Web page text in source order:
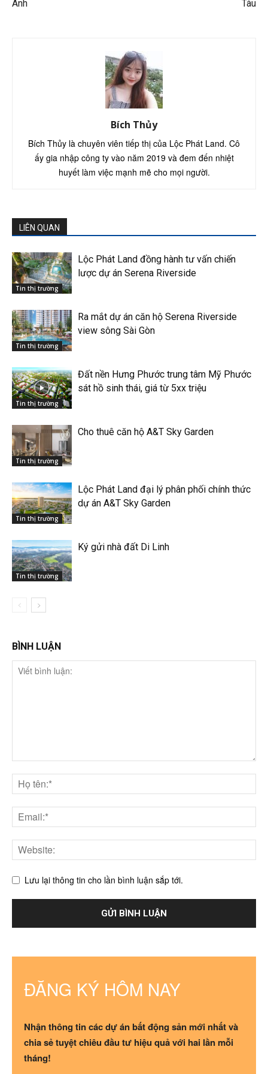
Anh Tàu
Bích Thủy
Bích Thủy là chuyên viên tiếp thị của Lộc Phát Land. Cô
ấy gia nhập công ty vào năm 2019 và đem đến nhiệt
huyết làm việc mạnh mẽ cho mọi người.
LIÊN QUAN
Tin thị trường
Lộc Phát Land đồng hành tư vấn chiến
lược dự án Serena Riverside
Tin thị trường
Ra mắt dự án căn hộ Serena Riverside
view sông Sài Gòn
Tin thị trường
Đất nền Hưng Phước trung tâm Mỹ Phước
sát hồ sinh thái, giá từ 5xx triệu
Tin thị trường
Cho thuê căn hộ A&T Sky Garden
Tin thị trường
Lộc Phát Land đại lý phân phối chính thức
dự án A&T Sky Garden
Tin thị trường
Ký gửi nhà đất Di Linh
BÌNH LUẬN
Lưu lại thông tin cho lần bình luận sắp tới.
ĐĂNG KÝ HÔM NAY
Nhận thông tin các dự án bất động sản mới nhất và
chia sẻ tuyệt chiêu đầu tư hiệu quả với hai lần mỗi
tháng!